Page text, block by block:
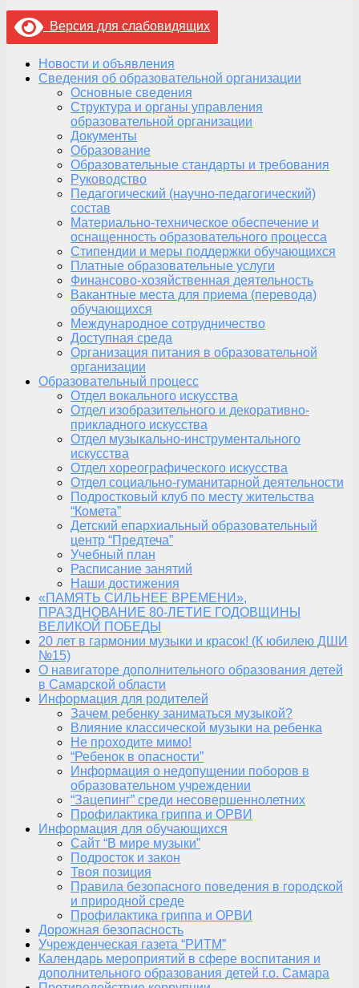
Версия для слабовидящих
Новости и объявления
Сведения об образовательной организации
Основные сведения
Структура и органы управления
образовательной организации
Документы
Образование
Образовательные стандарты и требования
Руководство
Педагогический (научно-педагогический)
состав
Материально-техническое обеспечение и
оснащенность образовательного процесса
Стипендии и меры поддержки обучающихся
Платные образовательные услуги
Финансово-хозяйственная деятельность
Вакантные места для приема (перевода)
обучающихся
Международное сотрудничество
Доступная среда
Организация питания в образовательной
организации
Образовательный процесс
Отдел вокального искусства
Отдел изобразительного и декоративно-
прикладного искусства
Отдел музыкально-инструментального
искусства
Отдел хореографического искусства
Отдел социально-гуманитарной деятельности
Подростковый клуб по месту жительства
“Комета”
Детский епархиальный образовательный
центр “Предтеча”
Учебный план
Расписание занятий
Наши достижения
«ПАМЯТЬ СИЛЬНЕЕ ВРЕМЕНИ»,
ПРАЗДНОВАНИЕ 80-ЛЕТИЕ ГОДОВЩИНЫ
ВЕЛИКОЙ ПОБЕДЫ
20 лет в гармонии музыки и красок! (К юбилею ДШИ
№15)
О навигаторе дополнительного образования детей
в Самарской области
Информация для родителей
Зачем ребенку заниматься музыкой?
Влияние классической музыки на ребенка
Не проходите мимо!
“Ребенок в опасности”
Информация о недопущении поборов в
образовательном учреждении
“Зацепинг” среди несовершеннолетних
Профилактика гриппа и ОРВИ
Информация для обучающихся
Сайт “В мире музыки”
Подросток и закон
Твоя позиция
Правила безопасного поведения в городской
и природной среде
Профилактика гриппа и ОРВИ
Дорожная безопасность
Учрежденческая газета “РИТМ”
Календарь мероприятий в сфере воспитания и
дополнительного образования детей г.о. Самара